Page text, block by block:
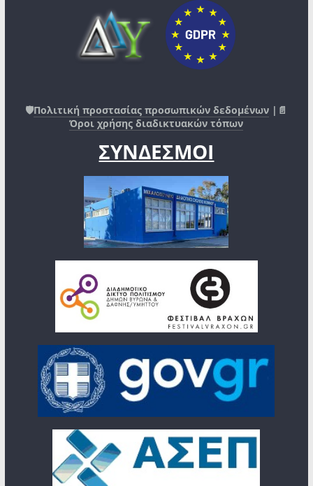
🛡️Πολιτική προστασίας προσωπικών δεδομένων |📄
Όροι χρήσης διαδικτυακών τόπων
ΣΥΝΔΕΣΜΟΙ